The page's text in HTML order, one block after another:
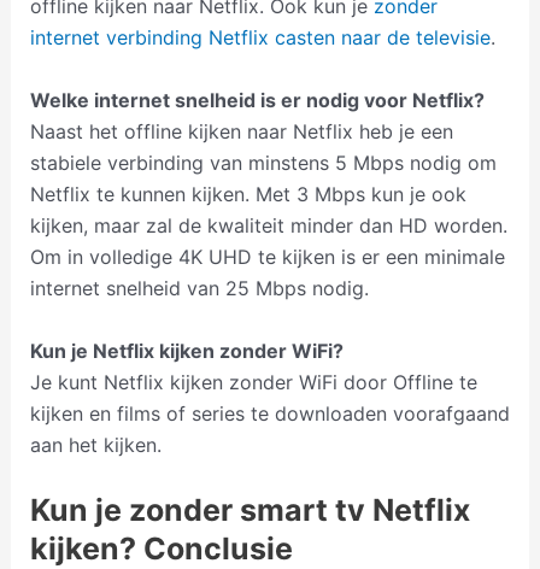
offline kijken naar Netflix. Ook kun je zonder
internet verbinding Netflix casten naar de televisie.
Welke internet snelheid is er nodig voor Netflix?
Naast het offline kijken naar Netflix heb je een
stabiele verbinding van minstens 5 Mbps nodig om
Netflix te kunnen kijken. Met 3 Mbps kun je ook
kijken, maar zal de kwaliteit minder dan HD worden.
Om in volledige 4K UHD te kijken is er een minimale
internet snelheid van 25 Mbps nodig.
Kun je Netflix kijken zonder WiFi?
Je kunt Netflix kijken zonder WiFi door Offline te
kijken en films of series te downloaden voorafgaand
aan het kijken.
Kun je zonder smart tv Netflix
kijken? Conclusie